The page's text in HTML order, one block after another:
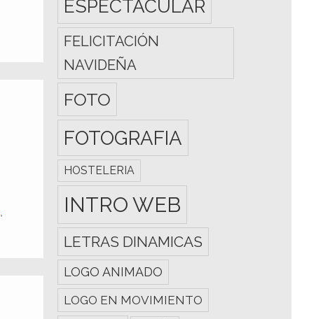
,
ESPECTACULAR
FELICITACIÓN
NAVIDEÑA
FOTO
FOTOGRAFIA
HOSTELERIA
INTRO WEB
LETRAS DINAMICAS
LOGO ANIMADO
LOGO EN MOVIMIENTO